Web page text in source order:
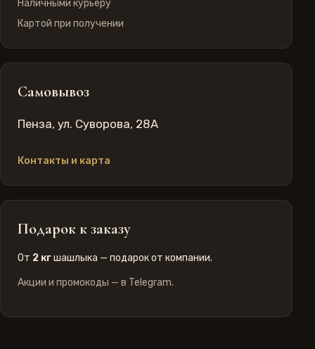
Наличными курьеру
Картой при получении
Самовывоз
Пенза, ул. Суворова, 28А
Контакты и карта
Подарок к заказу
От 2 кгшашлыка — подарок от компании.
Акции и промокоды — в Telegram.